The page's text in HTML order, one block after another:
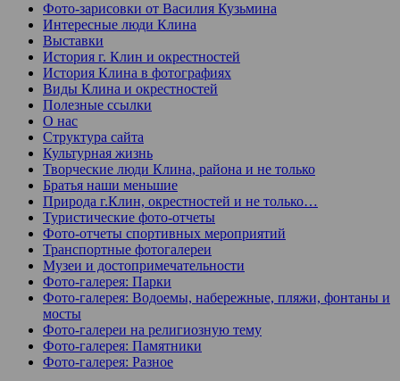
Фото-зарисовки от Василия Кузьмина
Интересные люди Клина
Выставки
История г. Клин и окрестностей
История Клина в фотографиях
Виды Клина и окрестностей
Полезные ссылки
О нас
Структура сайта
Культурная жизнь
Творческие люди Клина, района и не только
Братья наши меньшие
Природа г.Клин, окрестностей и не только…
Туристические фото-отчеты
Фото-отчеты спортивных мероприятий
Транспортные фотогалереи
Музеи и достопримечательности
Фото-галерея: Парки
Фото-галерея: Водоемы, набережные, пляжи, фонтаны и
мосты
Фото-галереи на религиозную тему
Фото-галерея: Памятники
Фото-галерея: Разное